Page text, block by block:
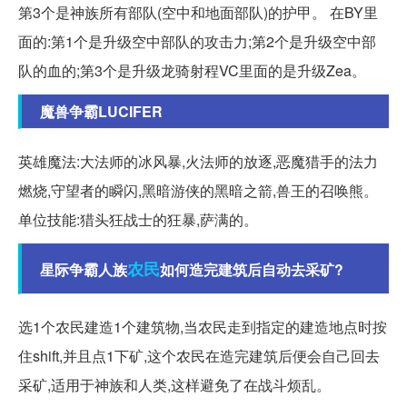
第3个是神族所有部队(空中和地面部队)的护甲。 在BY里
面的:第1个是升级空中部队的攻击力;第2个是升级空中部
队的血的;第3个是升级龙骑射程VC里面的是升级Zea。
魔兽争霸LUCIFER
英雄魔法:大法师的冰风暴,火法师的放逐,恶魔猎手的法力
燃烧,守望者的瞬闪,黑暗游侠的黑暗之箭,兽王的召唤熊。
单位技能:猎头狂战士的狂暴,萨满的。
星际争霸人族农民如何造完建筑后自动去采矿?
选1个农民建造1个建筑物,当农民走到指定的建造地点时按
住shift,并且点1下矿,这个农民在造完建筑后便会自己回去
采矿,适用于神族和人类,这样避免了在战斗烦乱。